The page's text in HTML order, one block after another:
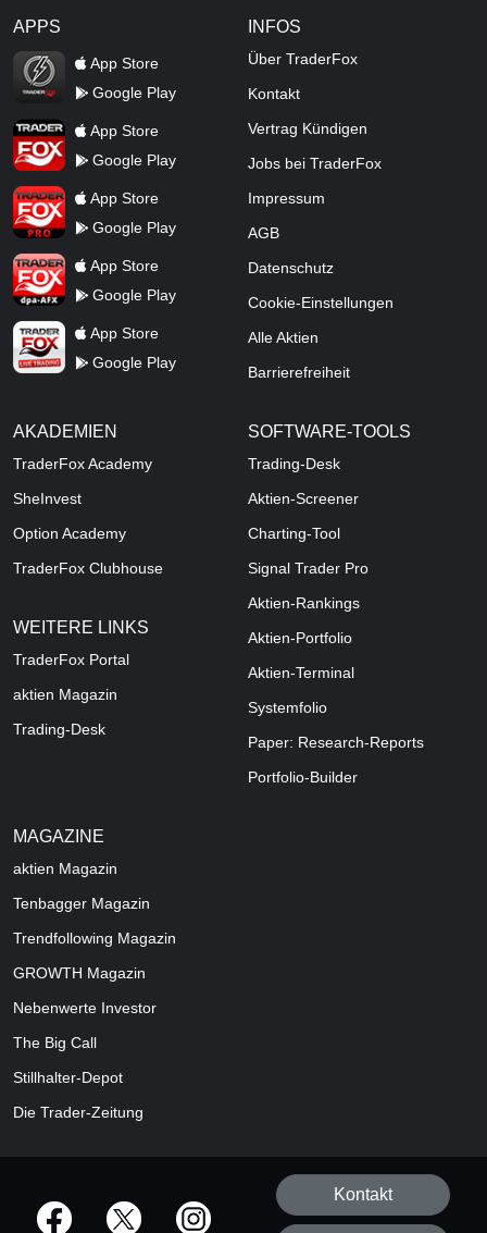
APPS
TraderFox Flash
App Store
Google Play
TraderFox AppApp Store
Google Play
TraderFox ProApp Store
Google Play
TraderFox dpa-AFX ProFeed
App Store
Google Play
TraderFox Live Trading
App Store
Google Play
INFOS
Über TraderFox
Kontakt
Vertrag Kündigen
Jobs bei TraderFox
Impressum
AGB
Datenschutz
Cookie-Einstellungen
Alle Aktien
Barrierefreiheit
AKADEMIEN
TraderFox Academy
SheInvest
Option Academy
TraderFox Clubhouse
WEITERE LINKS
TraderFox Portal
aktien Magazin
Trading-Desk
SOFTWARE-TOOLS
Trading-Desk
Aktien-Screener
Charting-Tool
Signal Trader Pro
Aktien-Rankings
Aktien-Portfolio
Aktien-Terminal
Systemfolio
Paper: Research-Reports
Portfolio-Builder
MAGAZINE
aktien Magazin
Tenbagger Magazin
Trendfollowing Magazin
GROWTH Magazin
Nebenwerte Investor
The Big Call
Stillhalter-Depot
Die Trader-Zeitung
offizielle Social Media-Accounts
Kontakt